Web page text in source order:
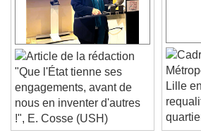
"Que l'État tienne ses
engagements, avant de
nous en inventer d'autres
!", E. Cosse (USH)
Lille